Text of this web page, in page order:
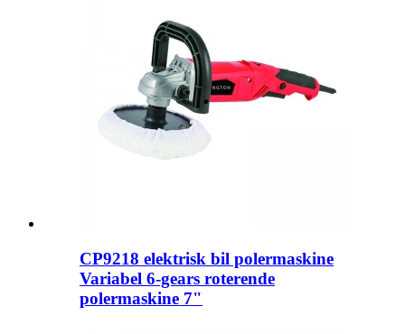
CP9218 elektrisk bil polermaskine
Variabel 6-gears roterende
polermaskine 7"